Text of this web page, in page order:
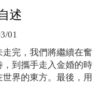
述
01
完，我們將繼續在奮
到攜手走入金婚的時
界的東方。最後，用